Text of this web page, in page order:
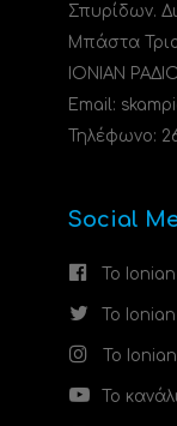
Σπυρίδων.
Μπάστα
ΙΟΝΙΑΝ
Email:
Τηλέφωνο:
Social
Το
Το
Το
Το